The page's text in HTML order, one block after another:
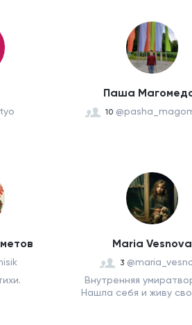
Паша
10
Maria Vesnova
3
Внутренняя
Нашла себя и живу